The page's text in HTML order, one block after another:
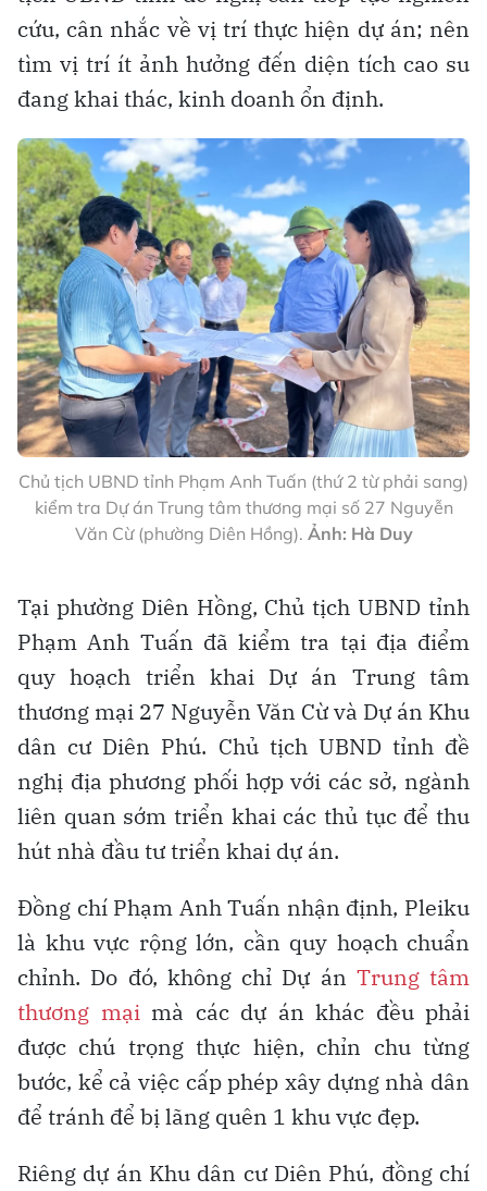
cứu, cân nhắc về vị trí thực hiện dự án; nên
tìm vị trí ít ảnh hưởng đến diện tích cao su
đang khai thác, kinh doanh ổn định.
Chủ tịch UBND tỉnh Phạm Anh Tuấn (thứ 2 từ phải sang)
kiểm tra Dự án Trung tâm thương mại số 27 Nguyễn
Văn Cừ (phường Diên Hồng). Ảnh: Hà Duy
Tại phường Diên Hồng, Chủ tịch UBND tỉnh
Phạm Anh Tuấn đã kiểm tra tại địa điểm
quy hoạch triển khai Dự án Trung tâm
thương mại 27 Nguyễn Văn Cừ và Dự án Khu
dân cư Diên Phú. Chủ tịch UBND tỉnh đề
nghị địa phương phối hợp với các sở, ngành
liên quan sớm triển khai các thủ tục để thu
hút nhà đầu tư triển khai dự án.
Đồng chí Phạm Anh Tuấn nhận định, Pleiku
là khu vực rộng lớn, cần quy hoạch chuẩn
chỉnh. Do đó, không chỉ Dự án Trung tâm
thương mạimà các dự án khác đều phải
được chú trọng thực hiện, chỉn chu từng
bước, kể cả việc cấp phép xây dựng nhà dân
để tránh để bị lãng quên 1 khu vực đẹp.
Riêng dự án Khu dân cư Diên Phú, đồng chí